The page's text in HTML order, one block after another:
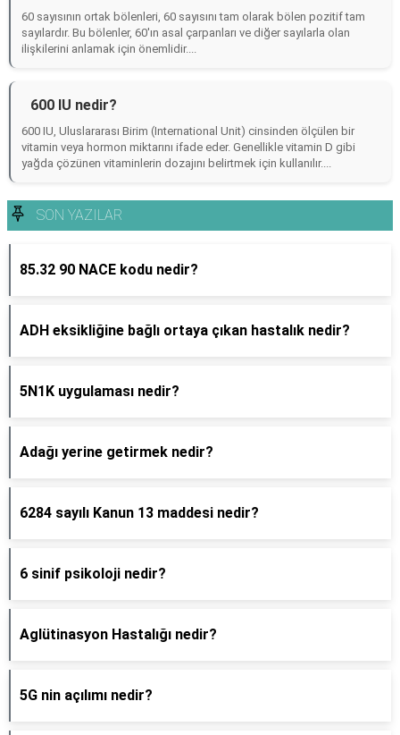
60 sayısının ortak bölenleri, 60 sayısını tam olarak bölen pozitif tam
sayılardır. Bu bölenler, 60'ın asal çarpanları ve diğer sayılarla olan
ilişkilerini anlamak için önemlidir....
600 IU nedir?
600 IU, Uluslararası Birim (International Unit) cinsinden ölçülen bir
vitamin veya hormon miktarını ifade eder. Genellikle vitamin D gibi
yağda çözünen vitaminlerin dozajını belirtmek için kullanılır....
SON YAZILAR
85.32 90 NACE kodu nedir?
ADH eksikliğine bağlı ortaya çıkan hastalık nedir?
5N1K uygulaması nedir?
Adağı yerine getirmek nedir?
6284 sayılı Kanun 13 maddesi nedir?
6 sinif psikoloji nedir?
Aglütinasyon Hastalığı nedir?
5G nin açılımı nedir?